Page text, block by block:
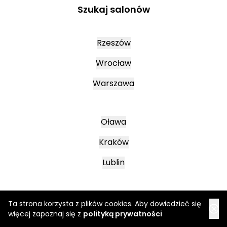
Ta strona korzysta z plików cookies. Aby dowiedzieć się
więcej zapoznaj się z polityką prywatności
Szukaj salonów
Rzeszów
Wrocław
Warszawa
Oława
Kraków
Lublin
Mielec
Leszno